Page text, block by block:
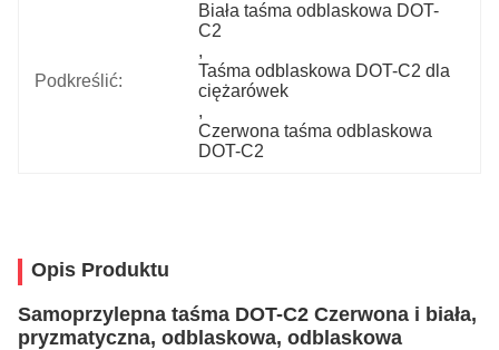
Podkreślić:
Biała taśma odblaskowa DOT-
C2
,
Taśma odblaskowa DOT-C2 dla
ciężarówek
,
Czerwona taśma odblaskowa
DOT-C2
Opis Produktu
Samoprzylepna taśma DOT-C2 Czerwona i biała,
pryzmatyczna, odblaskowa, odblaskowa